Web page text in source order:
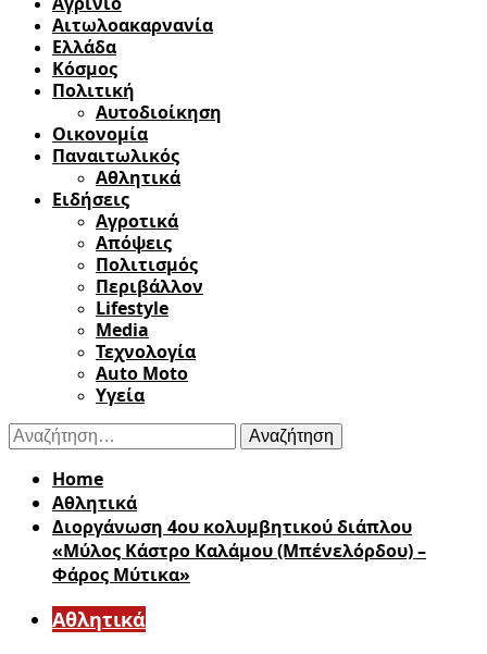
Αιτωλοακαρνανία
Ελλάδα
Κόσμος
Πολιτική
Αυτοδιοίκηση
Οικονομία
Παναιτωλικός
Αθλητικά
Ειδήσεις
Αγροτικά
Απόψεις
Πολιτισμός
Περιβάλλον
Lifestyle
Media
Τεχνολογία
Auto Moto
Υγεία
Αναζήτηση
για:
Home
Αθλητικά
Διοργάνωση 4ου κολυμβητικού διάπλου
«Μύλος Κάστρο Καλάμου (Μπένελόρδου) –
Φάρος Μύτικα»
Αθλητικά